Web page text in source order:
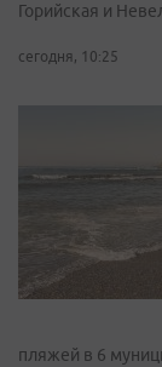
Горийская и
сегодня, 10:25
пляжей в 6